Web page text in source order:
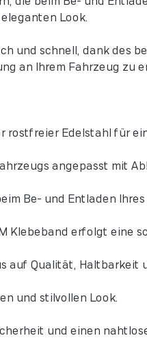
Look.
und schnell, dank des
an Ihrem Fahrzeug zu
rostfreier Edelstahl für
angepasst mit
Be- und Entladen Ihres
Klebeband erfolgt eine
auf Qualität, Haltbarkeit
und stilvollen Look.
und einen